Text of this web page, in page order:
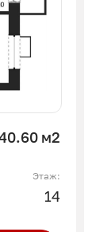
м2
Этаж:
14